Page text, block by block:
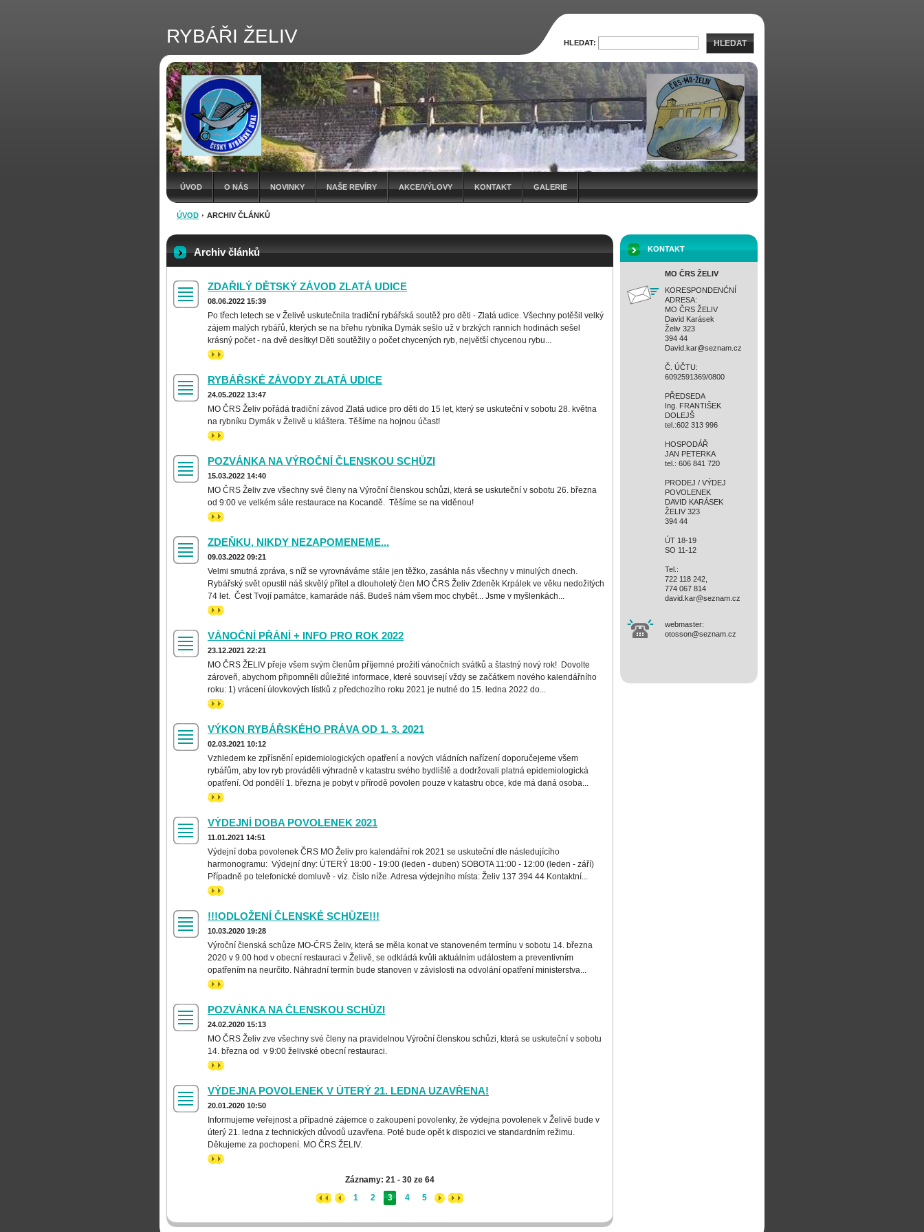
RYBÁŘI ŽELIV
ÚVOD O NÁS NOVINKY NAŠE REVÍRY AKCE/VÝLOVY KONTAKT GALERIE
ÚVOD ARCHIV ČLÁNKŮ
Archiv článků
ZDAŘILÝ DĚTSKÝ ZÁVOD ZLATÁ UDICE
08.06.2022 15:39
Po třech letech se v Želivě uskutečnila tradiční rybářská soutěž pro děti - Zlatá udice. Všechny potěšil velký
zájem malých rybářů, kterých se na břehu rybníka Dymák sešlo už v brzkých ranních hodinách sešel
krásný počet - na dvě desítky! Děti soutěžily o počet chycených ryb, největší chycenou rybu...
>>
RYBÁŘSKÉ ZÁVODY ZLATÁ UDICE
24.05.2022 13:47
MO ČRS Želiv pořádá tradiční závod Zlatá udice pro děti do 15 let, který se uskuteční v sobotu 28. května
na rybníku Dymák v Želivě u kláštera. Těšíme na hojnou účast!
>>
POZVÁNKA NA VÝROČNÍ ČLENSKOU SCHŮZI
15.03.2022 14:40
MO ČRS Želiv zve všechny své členy na Výroční členskou schůzi, která se uskuteční v sobotu 26. března
od 9:00 ve velkém sále restaurace na Kocandě. Těšíme se na viděnou!
>>
ZDEŇKU, NIKDY NEZAPOMENEME...
09.03.2022 09:21
Velmi smutná zpráva, s níž se vyrovnáváme stále jen těžko, zasáhla nás všechny v minulých dnech.
Rybářský svět opustil náš skvělý přítel a dlouholetý člen MO ČRS Želiv Zdeněk Krpálek ve věku nedožitých
74 let. Čest Tvojí památce, kamaráde náš. Budeš nám všem moc chybět... Jsme v myšlenkách...
>>
VÁNOČNÍ PŘÁNÍ + INFO PRO ROK 2022
23.12.2021 22:21
MO ČRS ŽELIV přeje všem svým členům příjemné prožití vánočních svátků a štastný nový rok! Dovolte
zároveň, abychom připomněli důležité informace, které souvisejí vždy se začátkem nového kalendářního
roku: 1) vrácení úlovkových lístků z předchozího roku 2021 je nutné do 15. ledna 2022 do...
>>
VÝKON RYBÁŘSKÉHO PRÁVA OD 1. 3. 2021
02.03.2021 10:12
Vzhledem ke zpřísnění epidemiologických opatření a nových vládních nařízení doporučejeme všem
rybářům, aby lov ryb prováděli výhradně v katastru svého bydliště a dodržovali platná epidemiologická
opatření. Od pondělí 1. března je pobyt v přírodě povolen pouze v katastru obce, kde má daná osoba...
>>
VÝDEJNÍ DOBA POVOLENEK 2021
11.01.2021 14:51
Výdejní doba povolenek ČRS MO Želiv pro kalendářní rok 2021 se uskuteční dle následujícího
harmonogramu: Výdejní dny: ÚTERÝ 18:00 - 19:00 (leden - duben) SOBOTA 11:00 - 12:00 (leden - září)
Případně po telefonické domluvě - viz. číslo níže. Adresa výdejního místa: Želiv 137 394 44 Kontaktní...
>>
!!!ODLOŽENÍ ČLENSKÉ SCHŮZE!!!
10.03.2020 19:28
Výroční členská schůze MO-ČRS Želiv, která se měla konat ve stanoveném termínu v sobotu 14. března
2020 v 9.00 hod v obecní restauraci v Želivě, se odkládá kvůli aktuálním událostem a preventivním
opatřením na neurčito. Náhradní termín bude stanoven v závislosti na odvolání opatření ministerstva...
>>
POZVÁNKA NA ČLENSKOU SCHŮZI
24.02.2020 15:13
MO ČRS Želiv zve všechny své členy na pravidelnou Výroční členskou schůzi, která se uskuteční v sobotu
14. března od v 9:00 želivské obecní restauraci.
>>
VÝDEJNA POVOLENEK V ÚTERÝ 21. LEDNA UZAVŘENA!
20.01.2020 10:50
Informujeme veřejnost a případné zájemce o zakoupení povolenky, že výdejna povolenek v Želivě bude v
úterý 21. ledna z technických důvodů uzavřena. Poté bude opět k dispozici ve standardním režimu.
Děkujeme za pochopení. MO ČRS ŽELIV.
>>
Záznamy: 21 - 30 ze 64
1
2 3 4 5
KONTAKT
MO ČRS ŽELIV
KORESPONDENĆNÍ
ADRESA:
MO ČRS ŽELIV
David Karásek
Želiv 323
394 44
David.kar@seznam.cz
Č. ÚČTU:
6092591369/0800
PŘEDSEDA
Ing. FRANTIŠEK
DOLEJŠ
tel.:602 313 996
HOSPODÁŘ
JAN PETERKA
tel.: 606 841 720
PRODEJ / VÝDEJ
POVOLENEK
DAVID KARÁSEK
ŽELIV 323
394 44
ÚT 18-19
SO 11-12
Tel.:
722 118 242,
774 067 814
david.kar@seznam.cz
webmaster:
otosson@seznam.cz
HLEDAT: HLEDAT